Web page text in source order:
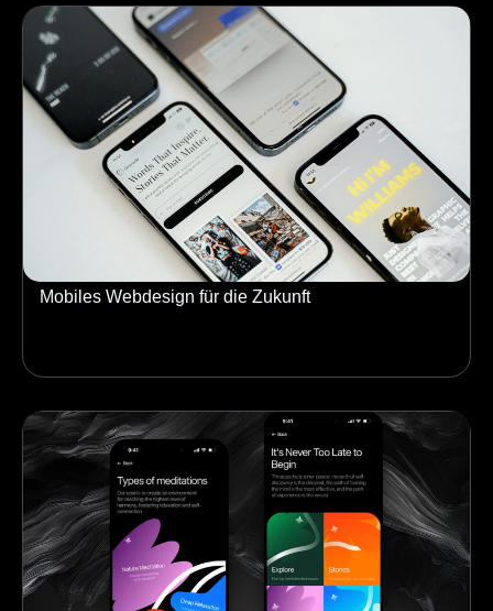
Mobiles Webdesign für die Zukunft